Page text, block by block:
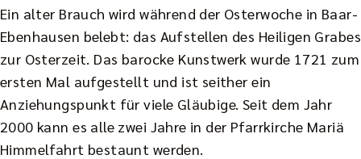
Ein alter Brauch wird während der Osterwoche in Baar-
Ebenhausen belebt: das Aufstellen des Heiligen Grabes
zur Osterzeit. Das barocke Kunstwerk wurde 1721 zum
ersten Mal aufgestellt und ist seither ein
Anziehungspunkt für viele Gläubige. Seit dem Jahr
2000 kann es alle zwei Jahre in der Pfarrkirche Mariä
Himmelfahrt bestaunt werden.